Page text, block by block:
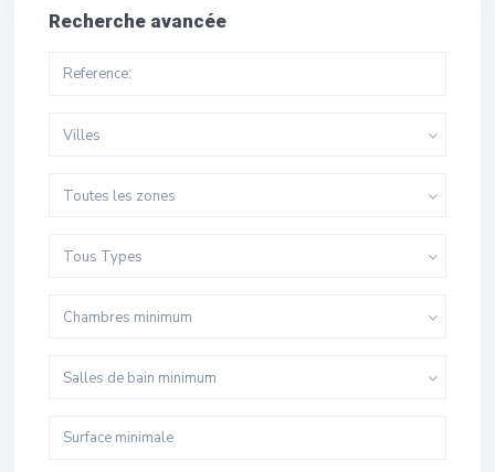
Recherche avancée
Villes
Toutes les zones
Tous Types
Chambres minimum
Salles de bain minimum